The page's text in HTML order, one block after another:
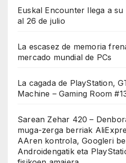
Euskal Encounter llega a su
al 26 de julio
La escasez de memoria
mercado mundial de PCs
La cagada de PlayStation,
Machine – Gaming Room
Sarean Zehar 420 –
muga-zerga berriak
AAren kontrola, Googleri
Androidengatik eta